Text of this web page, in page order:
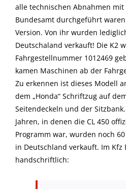
alle technischen Abnahmen
Bundesamt durchgeführt
Version. Von ihr wurden
Deutschaland verkauft! Die K2
Fahrgestellnummer 1012469
kamen Maschinen ab der
Zu erkennen ist dieses Modell
dem „Honda“ Schriftzug auf
Seitendeckeln und der
Jahren, in denen die CL 450
Programm war, wurden noch
in Deutschland verkauft. Im Kfz
handschriftlich: